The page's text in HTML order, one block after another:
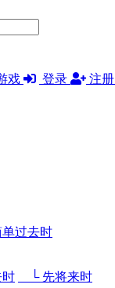
戏 登录 注册
过去时
└ 先将来时